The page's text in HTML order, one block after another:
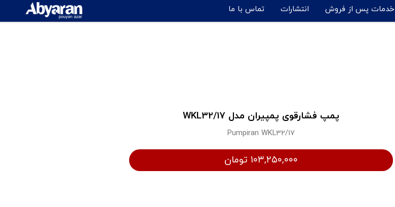
خدمات پس از فروش انتشارات تماس با ما
پمپ فشارقوی پمپیران مدل WKL32/17
Pumpiran WKL32/17
۱۰۳,۲۵۰,۰۰۰ تومان